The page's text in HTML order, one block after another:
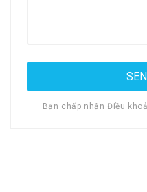
Bạn chấp nhận Điều